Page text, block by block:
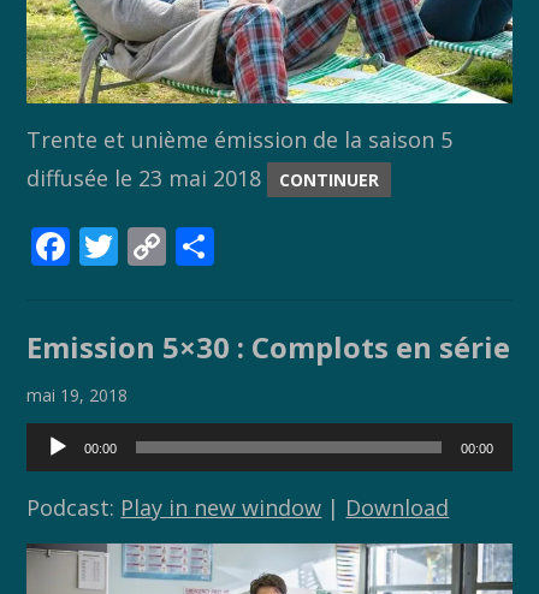
Trente et unième émission de la saison 5
diffusée le 23 mai 2018
CONTINUER
F
e
b
o
o
k
T
er
C
y
n
k
g
Emission 5×30 : Complots en série
mai 19, 2018
Lecteur
audio
00:00 00:00
Podcast: Play in new window | Download